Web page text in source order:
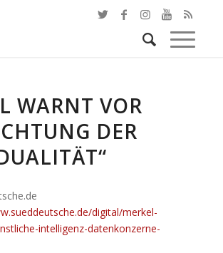
WARNT VOR
DER
digital/merkel-
intelligenz-datenkonzerne-